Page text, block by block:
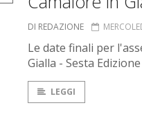
DI REDAZIONE
Le date finali per
Gialla - Sesta
LEGGI